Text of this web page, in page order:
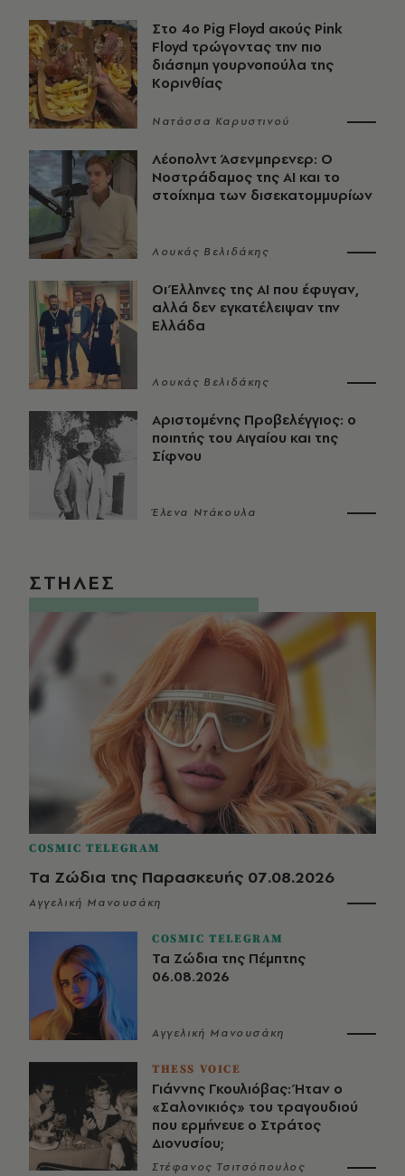
Στο 4ο Pig Floyd ακούς Pink
Floyd τρώγοντας την πιο
διάσημη γουρνοπούλα της
Κορινθίας
Νατάσσα Καρυστινού
Λέοπολντ Άσενμπρενερ: Ο
Νοστράδαμος της AI και το
στοίχημα των δισεκατομμυρίων
Λουκάς Βελιδάκης
Οι Έλληνες της ΑΙ που έφυγαν,
αλλά δεν εγκατέλειψαν την
Ελλάδα
Λουκάς Βελιδάκης
Αριστομένης Προβελέγγιος: ο
ποιητής του Αιγαίου και της
Σίφνου
Έλενα Ντάκουλα
ΣΤΗΛΕΣ
COSMIC TELEGRAM
Τα Ζώδια της Παρασκευής 07.08.2026
Αγγελική Μανουσάκη
COSMIC TELEGRAM
Τα Ζώδια της Πέμπτης
06.08.2026
Αγγελική Μανουσάκη
THESS VOICE
Γιάννης Γκουλιόβας: Ήταν ο
«Σαλονικιός» του τραγουδιού
που ερμήνευε ο Στράτος
Διονυσίου;
Στέφανος Τσιτσόπουλος